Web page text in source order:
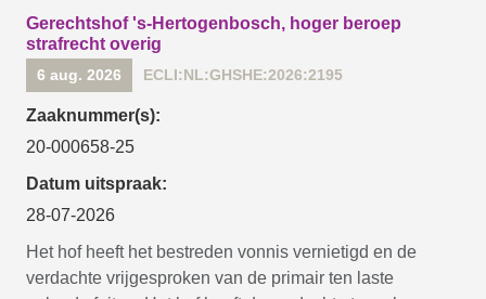
Gerechtshof 's-Hertogenbosch, hoger beroep
strafrecht overig
6 aug. 2026 ECLI:NL:GHSHE:2026:2195
Zaaknummer(s):
20-000658-25
Datum uitspraak:
28-07-2026
Het hof heeft het bestreden vonnis vernietigd en de
verdachte vrijgesproken van de primair ten laste